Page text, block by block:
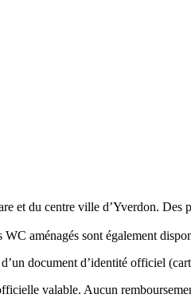
et du centre ville d’Yverdon.
aménagés sont également
document d’identité officiel
valable. Aucun